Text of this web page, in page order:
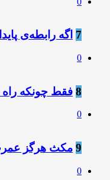
7 اگه رابطه‌ی
0
8 فقط چونکه راه
0
9 مکث هرگز
0